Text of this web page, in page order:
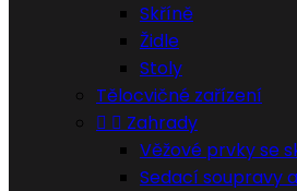
Skříně
Židle
Stoly
Tělocvičné zařízení
  Zahrady
Věžové prvky se
Sedací soupravy